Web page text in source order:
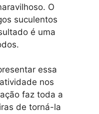
O
suculentos
é uma
essa
nos
faz toda a
de torná-la